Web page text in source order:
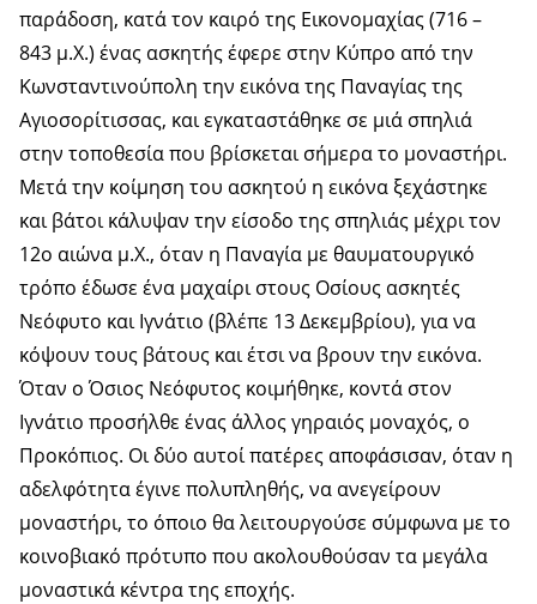
παράδοση, κατά τον καιρό της Εικονομαχίας (716 –
843 μ.Χ.) ένας ασκητής έφερε στην Κύπρο από την
Κωνσταντινούπολη την εικόνα της Παναγίας της
Αγιοσορίτισσας, και εγκαταστάθηκε σε μιά σπηλιά
στην τοποθεσία που βρίσκεται σήμερα το μοναστήρι.
Μετά την κοίμηση του ασκητού η εικόνα ξεχάστηκε
και βάτοι κάλυψαν την είσοδο της σπηλιάς μέχρι τον
12o αιώνα μ.Χ., όταν η Παναγία με θαυματουργικό
τρόπο έδωσε ένα μαχαίρι στους Οσίους ασκητές
Νεόφυτο και Ιγνάτιο (βλέπε 13 Δεκεμβρίου), για να
κόψουν τους βάτους και έτσι να βρουν την εικόνα.
Όταν ο Όσιος Νεόφυτος κοιμήθηκε, κοντά στον
Iγνάτιο προσήλθε ένας άλλος γηραιός μοναχός, ο
Προκόπιος. Οι δύο αυτοί πατέρες αποφάσισαν, όταν η
αδελφότητα έγινε πολυπληθής, να ανεγείρουν
μοναστήρι, το όποιο θα λειτουργούσε σύμφωνα με το
κοινοβιακό πρότυπο που ακολουθούσαν τα μεγάλα
μοναστικά κέντρα της εποχής.